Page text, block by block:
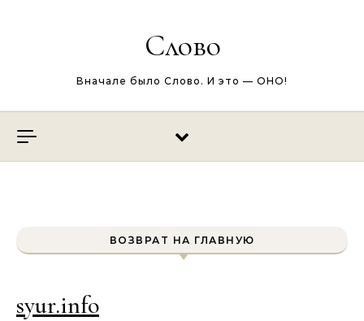
Слово
Вначале было Слово. И это — ОНО!
ВОЗВРАТ НА ГЛАВНУЮ
syur.info